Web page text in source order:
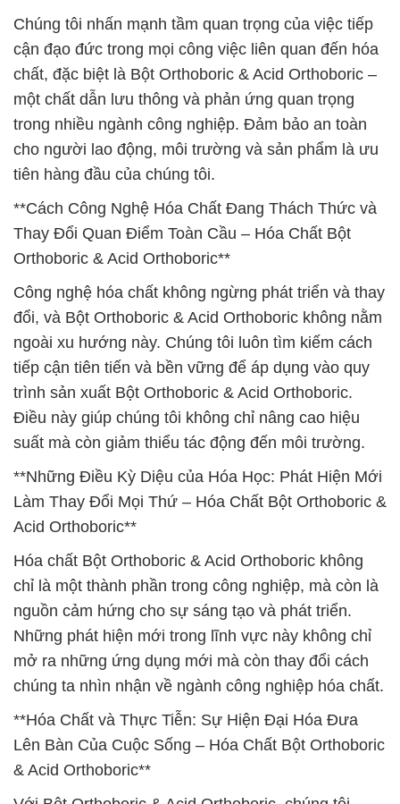
Chúng tôi nhấn mạnh tầm quan trọng của việc tiếp
cận đạo đức trong mọi công việc liên quan đến hóa
chất, đặc biệt là Bột Orthoboric & Acid Orthoboric –
một chất dẫn lưu thông và phản ứng quan trọng
trong nhiều ngành công nghiệp. Đảm bảo an toàn
cho người lao động, môi trường và sản phẩm là ưu
tiên hàng đầu của chúng tôi.
**Cách Công Nghệ Hóa Chất Đang Thách Thức và
Thay Đổi Quan Điểm Toàn Cầu – Hóa Chất Bột
Orthoboric & Acid Orthoboric**
Công nghệ hóa chất không ngừng phát triển và thay
đổi, và Bột Orthoboric & Acid Orthoboric không nằm
ngoài xu hướng này. Chúng tôi luôn tìm kiếm cách
tiếp cận tiên tiến và bền vững để áp dụng vào quy
trình sản xuất Bột Orthoboric & Acid Orthoboric.
Điều này giúp chúng tôi không chỉ nâng cao hiệu
suất mà còn giảm thiểu tác động đến môi trường.
**Những Điều Kỳ Diệu của Hóa Học: Phát Hiện Mới
Làm Thay Đổi Mọi Thứ – Hóa Chất Bột Orthoboric &
Acid Orthoboric**
Hóa chất Bột Orthoboric & Acid Orthoboric không
chỉ là một thành phần trong công nghiệp, mà còn là
nguồn cảm hứng cho sự sáng tạo và phát triển.
Những phát hiện mới trong lĩnh vực này không chỉ
mở ra những ứng dụng mới mà còn thay đổi cách
chúng ta nhìn nhận về ngành công nghiệp hóa chất.
**Hóa Chất và Thực Tiễn: Sự Hiện Đại Hóa Đưa
Lên Bàn Của Cuộc Sống – Hóa Chất Bột Orthoboric
& Acid Orthoboric**